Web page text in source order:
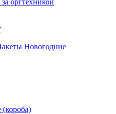
оргтехникой
Новогодние